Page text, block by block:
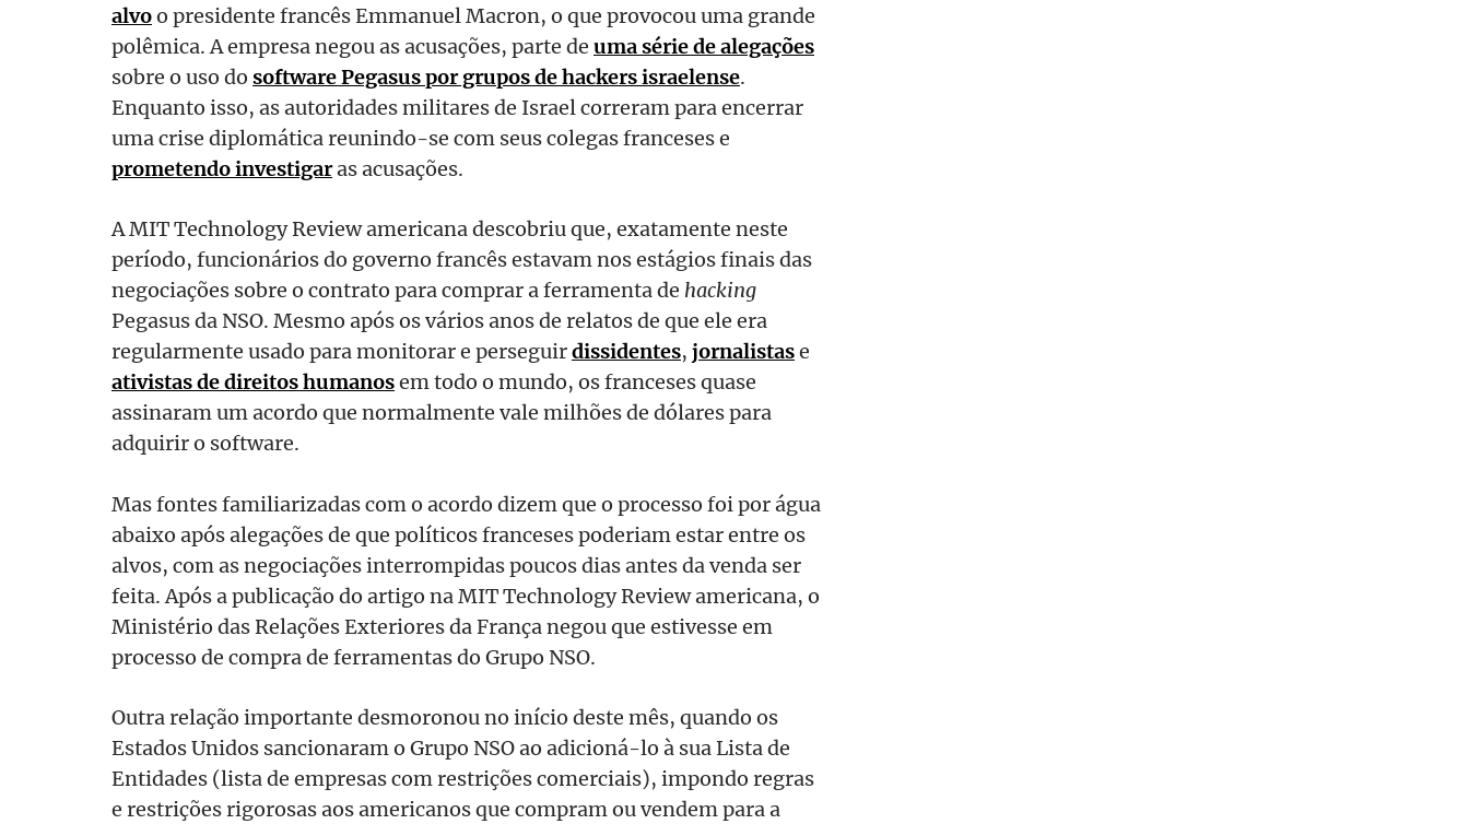
alvoo presidente francês Emmanuel Macron, o que provocou uma grande
polêmica. A empresa negou as acusações, parte de uma série de alegações
sobre o uso do software Pegasus por grupos de hackers israelense.
Enquanto isso, as autoridades militares de Israel correram para encerrar
uma crise diplomática reunindo-se com seus colegas franceses e
prometendo investigaras acusações.
A MIT Technology Review americana descobriu que, exatamente neste
período, funcionários do governo francês estavam nos estágios finais das
negociações sobre o contrato para comprar a ferramenta de hacking
Pegasus da NSO. Mesmo após os vários anos de relatos de que ele era
regularmente usado para monitorar e perseguirdissidentes, jornalistase
ativistas de direitos humanosem todo o mundo, os franceses quase
assinaram um acordo que normalmente vale milhões de dólares para
adquirir o software.
Mas fontes familiarizadas com o acordo dizem que o processo foi por água
abaixo após alegações de que políticos franceses poderiam estar entre os
alvos, com as negociações interrompidas poucos dias antes da venda ser
feita. Após a publicação do artigo na MIT Technology Review americana, o
Ministério das Relações Exteriores da França negou que estivesse em
processo de compra de ferramentas do Grupo NSO.
Outra relação importante desmoronou no início deste mês, quando os
Estados Unidos sancionaram o Grupo NSO ao adicioná-lo à sua Lista de
Entidades (lista de empresas com restrições comerciais), impondo regras
e restrições rigorosas aos americanos que compram ou vendem para a